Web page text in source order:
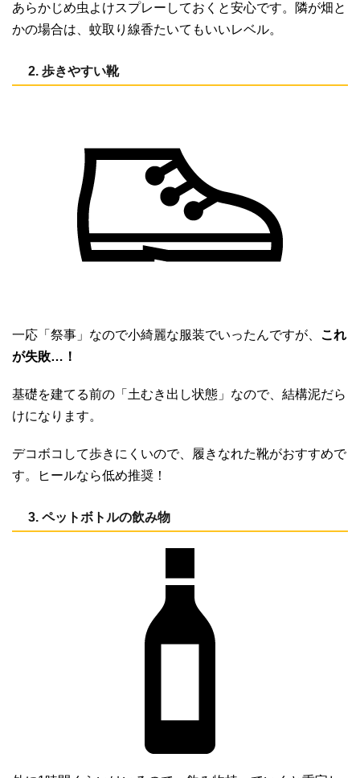
あらかじめ虫よけスプレーしておくと安心です。隣が畑と
かの場合は、蚊取り線香たいてもいいレベル。
2. 歩きやすい靴
一応「祭事」なので小綺麗な服装でいったんですが、 これ
が失敗…！
基礎を建てる前の「土むき出し状態」なので、結構泥だら
けになります。
デコボコして歩きにくいので、履きなれた靴がおすすめで
す。ヒールなら低め推奨！
3. ペットボトルの飲み物